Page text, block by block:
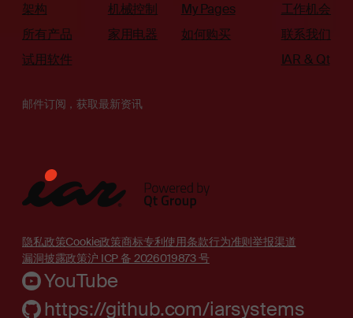
架构
所有产品
试用软件
机械控制
家用电器
My Pages
如何购买
工作机会
联系我们
IAR & Qt
邮件订阅，获取最新资讯
隐私政策Cookie政策商标专利使用条款行为准则举报渠道
漏洞披露政策沪 ICP 备 2026019873 号
YouTube
https://github.com/iarsystems